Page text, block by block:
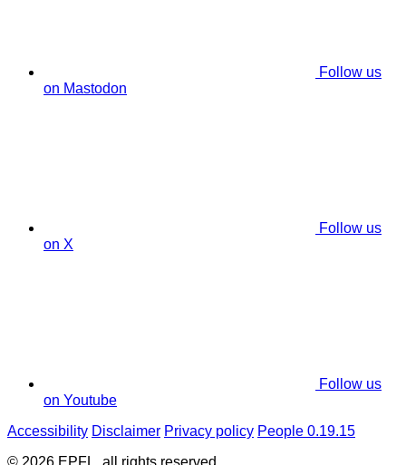
Follow us
on Mastodon
Follow us
on X
Follow us
on Youtube
Accessibility Disclaimer Privacy policy People 0.19.15